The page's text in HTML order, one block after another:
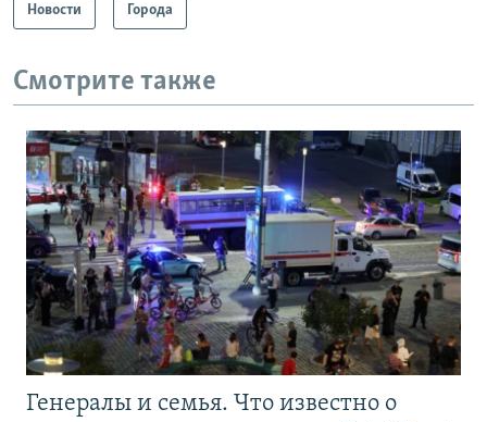
Новости Города
Смотрите также
Генералы и семья. Что известно о